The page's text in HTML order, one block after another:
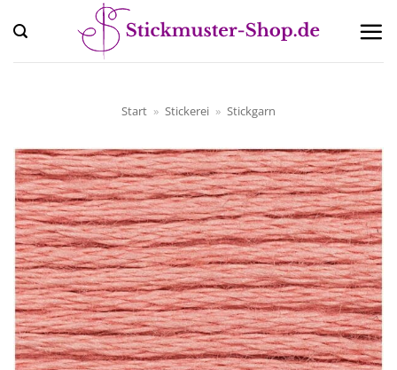
Inhalt
springen
Start » Stickerei » Stickgarn